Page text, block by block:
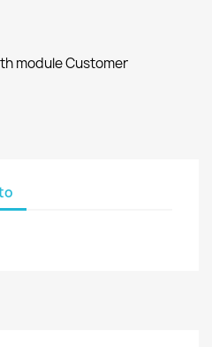
module Customer